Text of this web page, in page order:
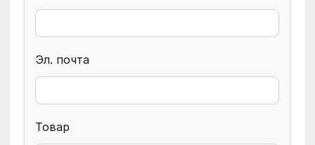
Эл. почта
Товар